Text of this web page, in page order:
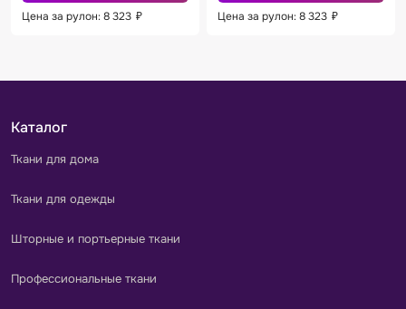
Цена за рулон: 8 323 ₽ Цена за рулон: 8 323 ₽
Каталог
Ткани для дома
Ткани для одежды
Шторные и портьерные ткани
Профессиональные ткани